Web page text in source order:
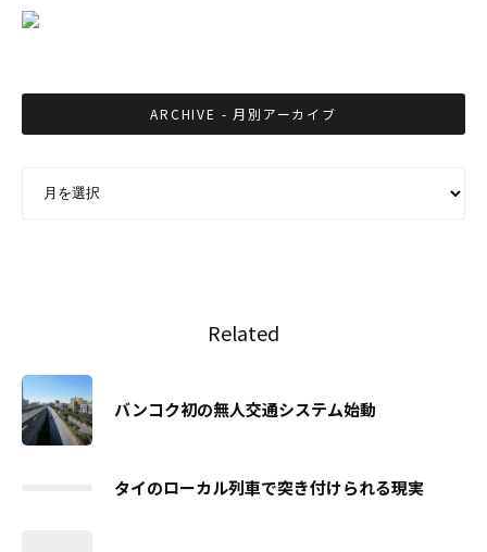
ARCHIVE - 月別アーカイブ
Related
バンコク初の無人交通システム始動
タイのローカル列車で突き付けられる現実